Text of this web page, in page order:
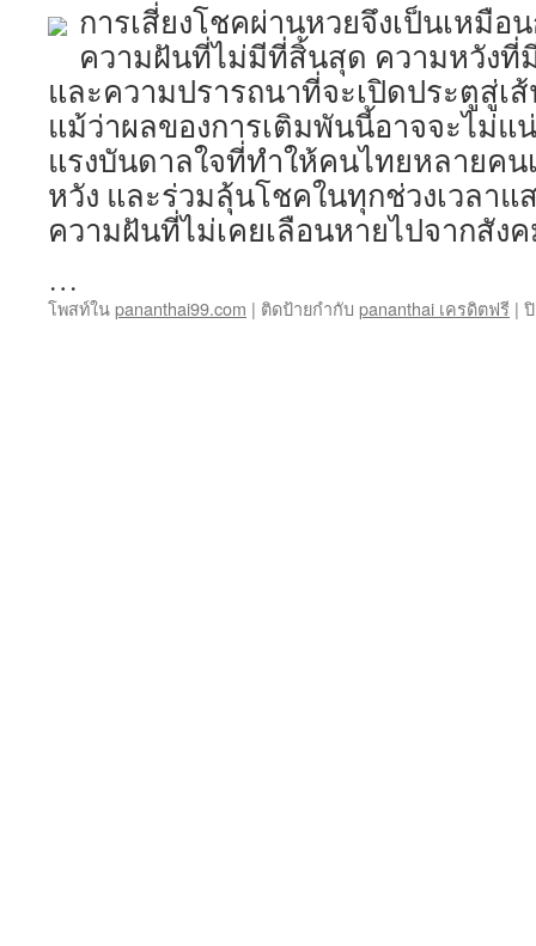
การเสี่ยงโชคผ่านหวยจึงเป็นเหมื
ความฝันที่ไม่มีที่สิ้นสุด ความหวังที่
และความปรารถนาที่จะเปิดประตูสู่เ
แม้ว่าผลของการเติมพันนี้อาจจะไม่แ
แรงบันดาลใจที่ทำให้คนไทยหลายคน
หวัง และร่วมลุ้นโชคในทุกช่วงเวลา
ความฝันที่ไม่เคยเลือนหายไปจากสัง
…
โพสท์ในpananthai99.com | ติดป้ายกำกับ pananthai เครดิตฟรี |